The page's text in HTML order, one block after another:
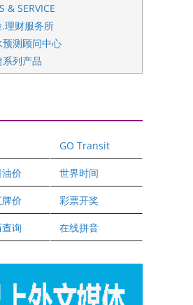
& SERVICE
理财服务所
测顾问中心
列产品
GO Transit
价 世界时间
价 彩票开奖
询 在线拼音